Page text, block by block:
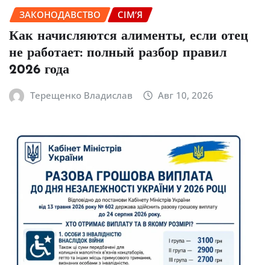
ЗАКОНОДАВСТВО СІМ’Я
Как начисляются алименты, если отец
не работает: полный разбор правил
2026 года
Терещенко Владислав Авг 10, 2026